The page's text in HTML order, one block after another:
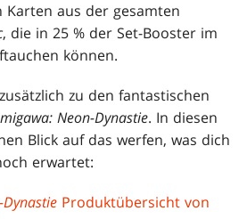
Karten aus der gesamten
, die in 25 % der Set-Booster im
können.
zu den fantastischen
Neon-Dynastie. In diesen
Blick auf das werfen, was dich
erwartet:
Produktübersicht von